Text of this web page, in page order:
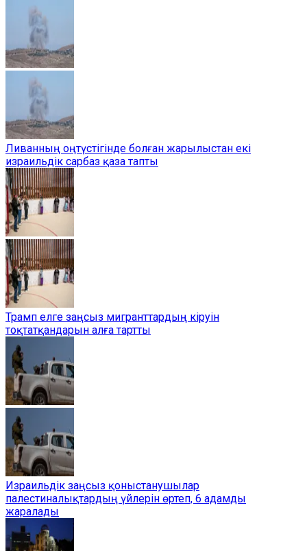
Ливанның оңтүстігінде болған жарылыстан екі
израильдік сарбаз қаза тапты
Трамп елге заңсыз мигранттардың кіруін
тоқтатқандарын алға тартты
Израильдік заңсыз қоныстанушылар
палестиналықтардың үйлерін өртеп, 6 адамды
жаралады